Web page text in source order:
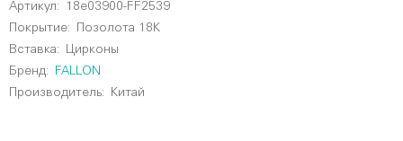
Артикул:
18e03900-FF2539
Покрытие: Позолота 18К
Вставка: Цирконы
Бренд:
FALLON
Производитель: Китай